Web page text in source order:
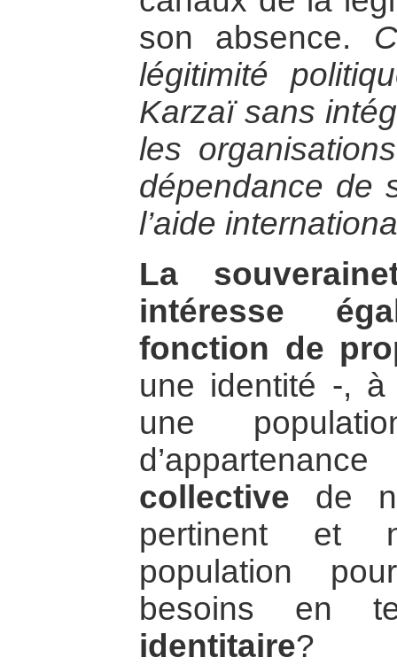
son absence.
légitimité
Karzaï sans
les
dépendance de
l’aide
La
intéresse
fonction de
une identité -, à
une
collective de
pertinent et
population
besoins en
identitaire?